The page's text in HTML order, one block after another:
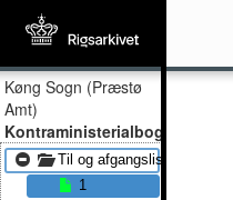
Køng Sogn (Præstø
Amt)
Kontraministerialbog
Til og afgangslister 1814 -
1